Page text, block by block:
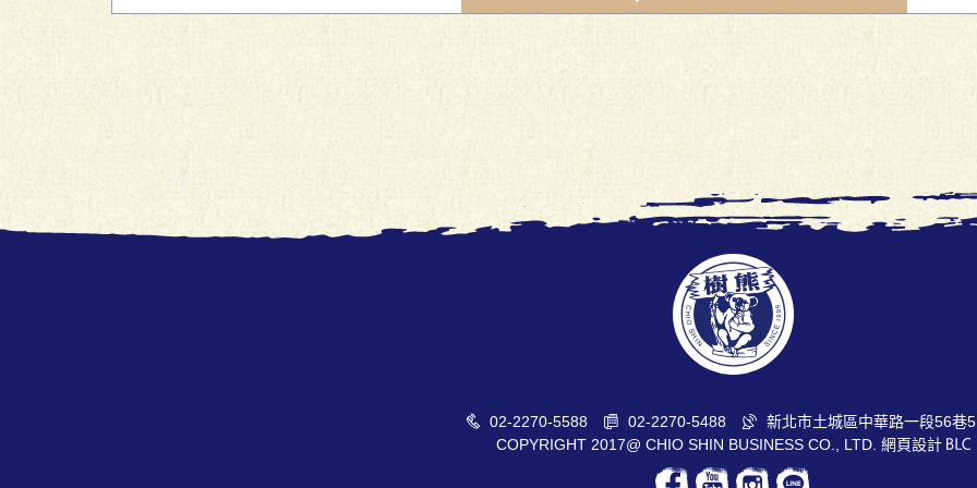
02-2270-5588 02-2270-5488
新北市土城區中華路一段56巷
COPYRIGHT 2017@ CHIO SHIN BUSINESS CO., LTD. 網頁設計